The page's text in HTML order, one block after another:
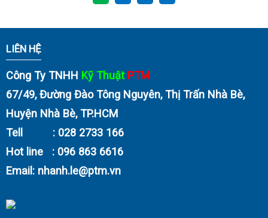
LIÊN HỆ
Công Ty TNHH Kỹ Thuật PTM
67/49, Đường Đào Tông Nguyên, Thị Trấn Nhà Bè,
Huyện Nhà Bè, TP.HCM
Tell : 028 2733 166
Hot line : 096 863 6616
Email: nhanh.le@ptm.vn